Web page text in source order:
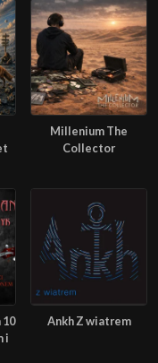
Millenium The
Collector
10
i
Ankh Z wiatrem